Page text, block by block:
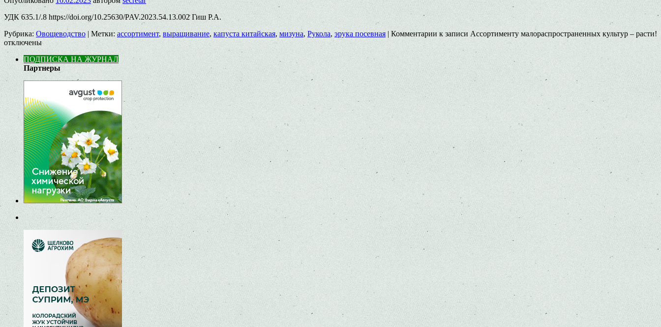
УДК 635.1/.8 https://doi.org/10.25630/PAV.2023.54.13.002 Гиш Р.А.
Рубрика: Овощеводство | Метки: ассортимент, выращивание, капуста китайская, мизуна,Рукола, эрука посевная | Комментарии к записи Ассортименту малораспространенных культур – расти!
отключены
ПОДПИСКА НА ЖУРНАЛ
Партнеры